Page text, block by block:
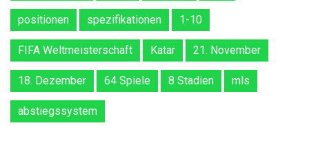
positionen spezifikationen 1-10
FIFA Weltmeisterschaft Katar 21. November
18. Dezember 64 Spiele 8 Stadien mls
abstiegssystem